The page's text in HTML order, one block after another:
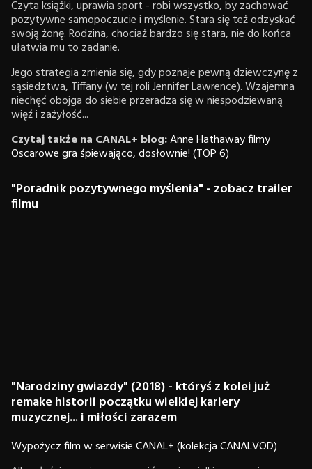
Czyta książki, uprawia sport - robi wszystko, by zachować
pozytywne samopoczucie i myślenie. Stara się też odzyskać
swoją żonę. Rodzina, chociaż bardzo się stara, nie do końca
ułatwia mu to zadanie.
Jego strategia zmienia się, gdy poznaje pewną dziewczynę z
sąsiedztwa, Tiffany (w tej roli Jennifer Lawrence). Wzajemna
niechęć obojga do siebie przeradza się w niespodziewaną
więź i zażyłość...
Czytaj także na CANAL+ blog:Anne Hathaway filmy
Oscarowe gra śpiewająco, dosłownie! (TOP 6)
"Poradnik pozytywnego myślenia" - zobacz trailer
filmu
"Narodziny gwiazdy" (2018) - któryś z kolei już
remake historii początku wielkiej kariery
muzycznej... i miłości zarazem
Wypożycz film w serwisie CANAL+ (kolekcja CANALVOD)